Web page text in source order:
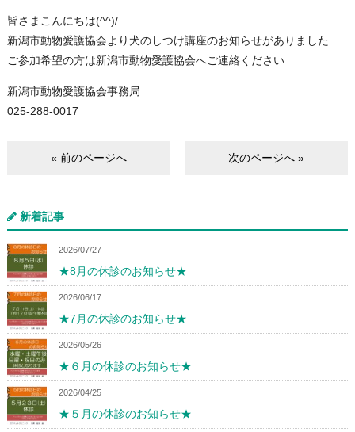
皆さまこんにちは(^^)/
新潟市動物愛護協会より犬のしつけ講座のお知らせがありました
ご参加希望の方は新潟市動物愛護協会へご連絡ください
新潟市動物愛護協会事務局
025-288-0017
« 前のページへ 次のページへ »
新着記事
2026/07/27
★8月の休診のお知らせ★
2026/06/17
★7月の休診のお知らせ★
2026/05/26
★６月の休診のお知らせ★
2026/04/25
★５月の休診のお知らせ★